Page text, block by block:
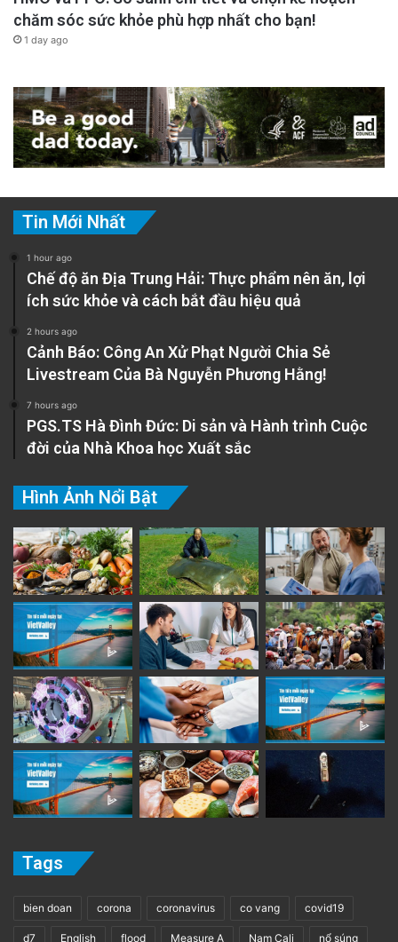
chăm sóc sức khỏe phù hợp nhất cho bạn!
1 day ago
Tin Mới Nhất
1 hour ago
Chế độ ăn Địa Trung Hải: Thực phẩm nên ăn, lợi
ích sức khỏe và cách bắt đầu hiệu quả
2 hours ago
Cảnh Báo: Công An Xử Phạt Người Chia Sẻ
Livestream Của Bà Nguyễn Phương Hằng!
7 hours ago
PGS.TS Hà Đình Đức: Di sản và Hành trình Cuộc
đời của Nhà Khoa học Xuất sắc
Hình Ảnh Nổi Bật
Tags
bien doan corona coronavirus co vang covid19
d7 English flood Measure A Nam Cali nổ súng